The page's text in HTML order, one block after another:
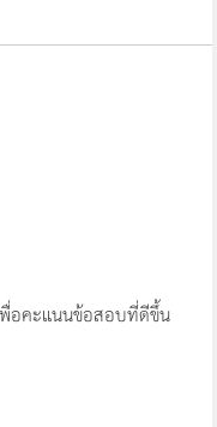
พื่อคะแนนข้อสอบที่ดีขึ้น